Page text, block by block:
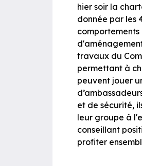
hier soir la
donnée par les
travaux du
permettant à
peuvent jouer
et de sécurité,
leur groupe à
conseillant
profiter